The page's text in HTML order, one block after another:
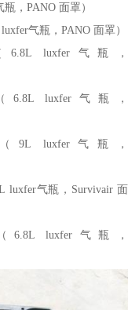
，PANO 面罩）
气瓶，PANO 面罩）
6.8L luxfer气瓶，
6.8L luxfer气瓶，
9L luxfer气瓶，
luxfer气瓶，Survivair 面
6.8L luxfer气瓶，